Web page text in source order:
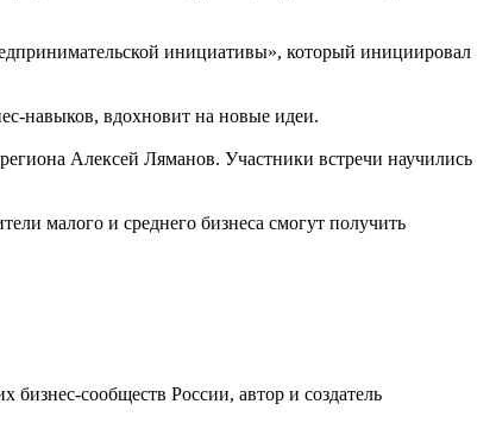
инициативы», который инициировал
навыков, вдохновит на новые идеи.
Алексей Ляманов. Участники встречи научились
малого и среднего бизнеса смогут получить
сообществ России, автор и создатель